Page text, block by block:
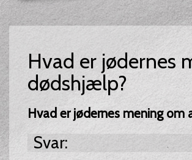
Hvad er jødernes
dødshjælp?
Hvad er jødernes mening om
Svar: